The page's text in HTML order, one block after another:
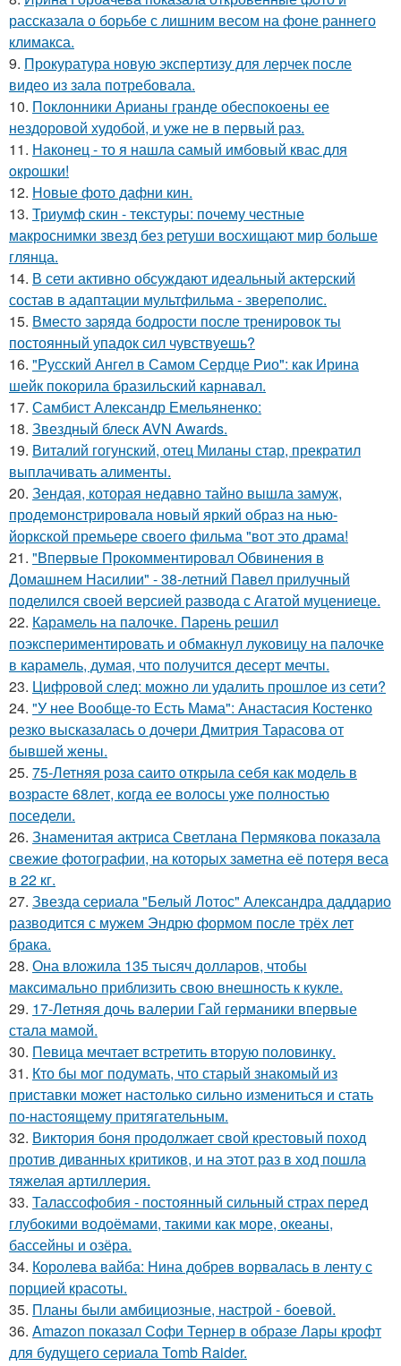
рассказала о борьбе с лишним весом на фоне раннего
климакса.
9. Прокуратура новую экспертизу для лерчек после
видео из зала потребовала.
10. Поклонники Арианы гранде обеспокоены ее
нездоровой худобой, и уже не в первый раз.
11. Наконец - то я нашла cамый имбовый кваc для
oкрошки!
12. Новые фото дафни кин.
13. Триумф скин - текстуры: почему честные
макроснимки звезд без ретуши восхищают мир больше
глянца.
14. В сети активно обсуждают идеальный актерский
состав в адаптации мультфильма - звереполис.
15. Вместо заряда бодрости после тренировок ты
постоянный упадок сил чувствуешь?
16. "Русский Ангел в Самом Сердце Рио": как Ирина
шейк покорила бразильский карнавал.
17. Самбист Александр Емельяненко:
18. Звездный блеск AVN Awards.
19. Виталий гогунский, отец Миланы стар, прекратил
выплачивать алименты.
20. Зендая, которая недавно тайно вышла замуж,
продемонстрировала новый яркий образ на нью-
йоркской премьере своего фильма "вот это драма!
21. "Впервые Прокомментировал Обвинения в
Домашнем Насилии" - 38-летний Павел прилучный
поделился своей версией развода с Агатой муцениеце.
22. Карамель на палочке. Парень решил
поэкспериментировать и обмакнул луковицу на палочке
в карамель, думая, что получится десерт мечты.
23. Цифровой след: можно ли удалить прошлое из сети?
24. "У нее Вообще-то Есть Мама": Анастасия Костенко
резко высказалась о дочери Дмитрия Тарасова от
бывшей жены.
25. 75-Летняя роза саито открыла себя как модель в
возрасте 68лет, когда ее волосы уже полностью
поседели.
26. Знаменитая актриса Светлана Пермякова показала
свежие фотографии, на которых заметна её потеря веса
в 22 кг.
27. Звезда сериала "Белый Лотос" Александра даддарио
разводится с мужем Эндрю формом после трёх лет
брака.
28. Она вложила 135 тысяч долларов, чтобы
максимально приблизить свою внешность к кукле.
29. 17-Летняя дочь валерии Гай германики впервые
стала мамой.
30. Певица мечтает встретить вторую половинку.
31. Кто бы мог подумать, что старый знакомый из
приставки может настолько сильно измениться и стать
по-настоящему притягательным.
32. Виктория боня продолжает свой крестовый поход
против диванных критиков, и на этот раз в ход пошла
тяжелая артиллерия.
33. Талассофобия - постоянный сильный страх перед
глубокими водоёмами, такими как море, океаны,
бассейны и озёра.
34. Королева вайба: Нина добрев ворвалась в ленту с
порцией красоты.
35. Планы были амбициозные, настрой - боевой.
36. Amazon показал Софи Тернер в образе Лары крофт
для будущего сериала Tomb Raider.